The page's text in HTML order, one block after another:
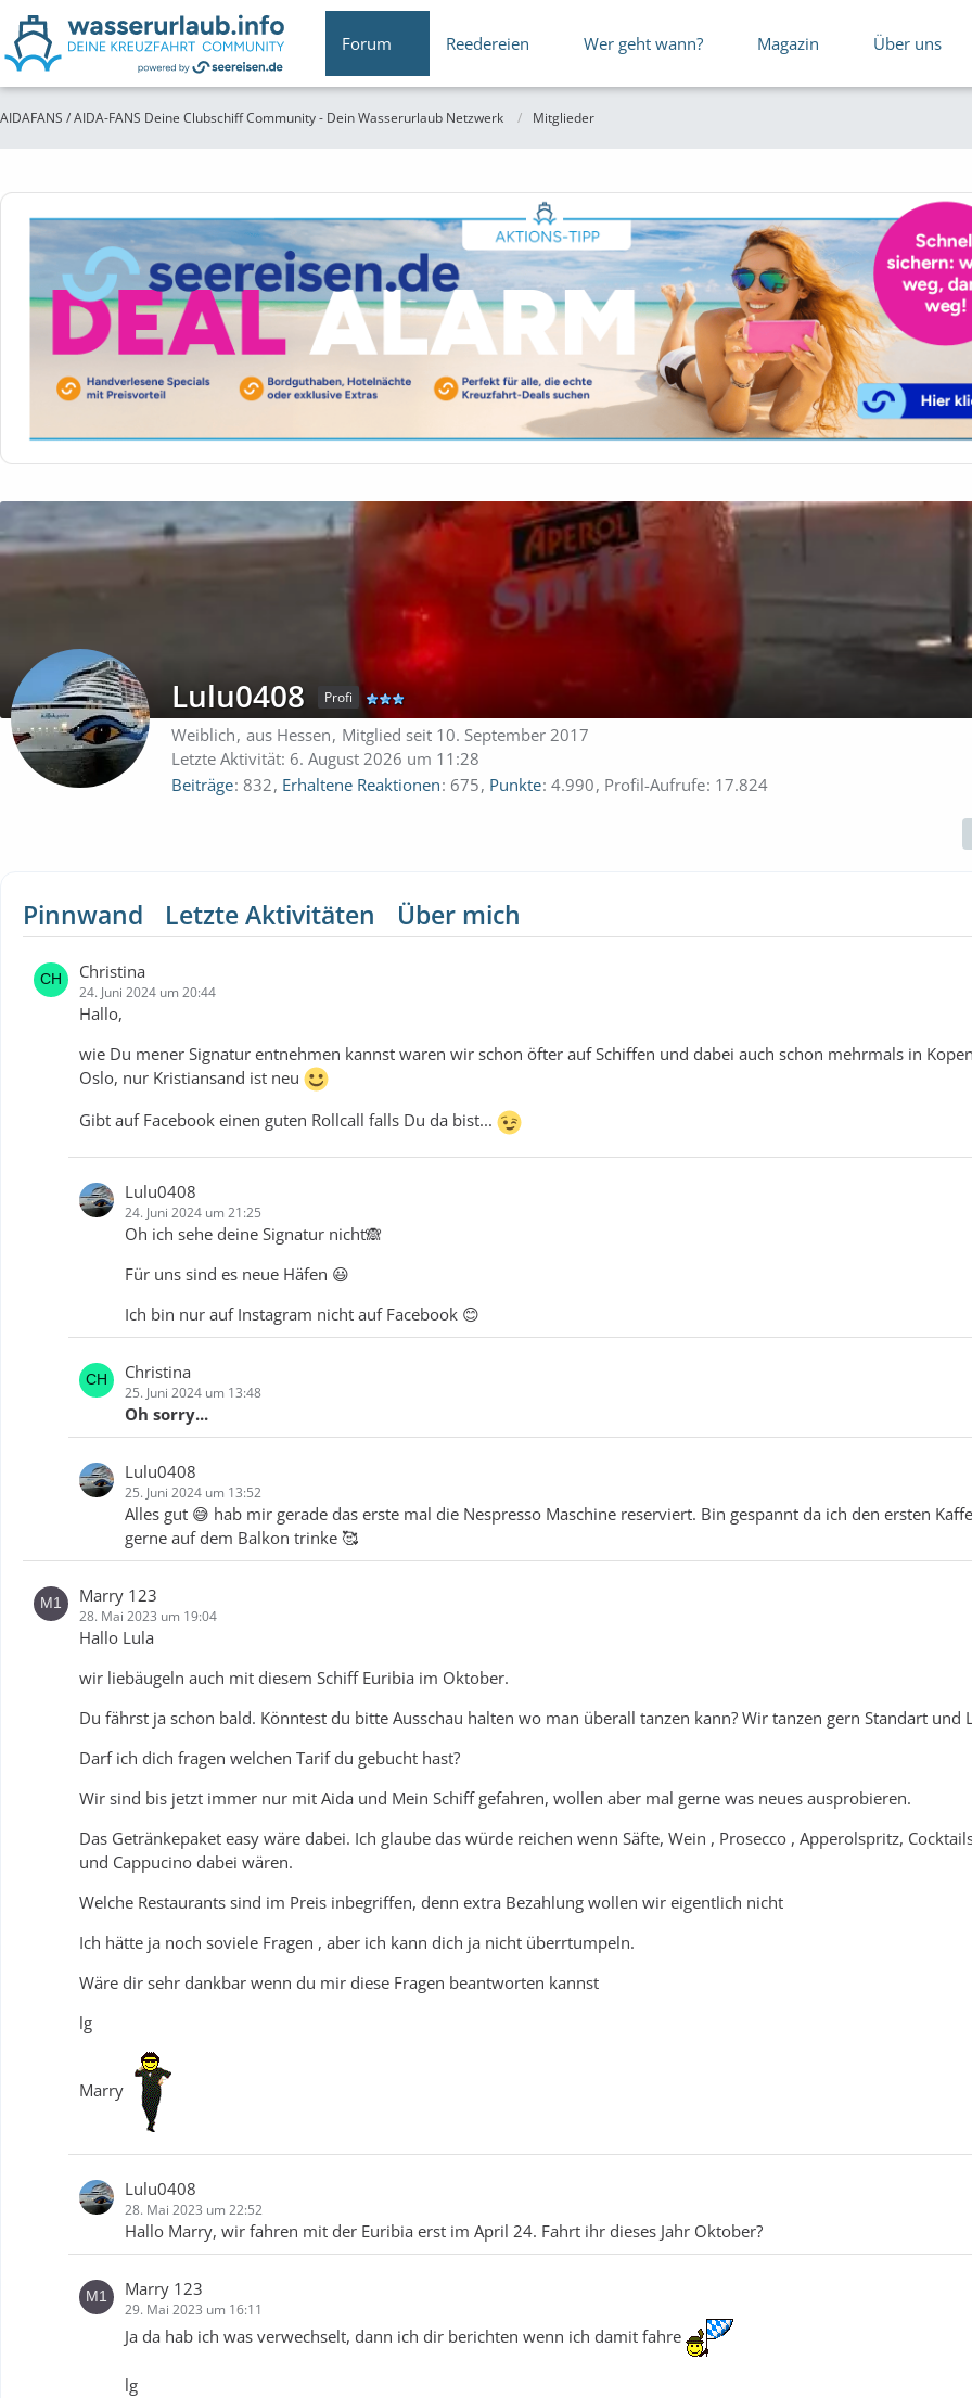
Forum Reedereien Wer geht wann? Magazin Über uns
AIDAFANS / AIDA-FANS Deine Clubschiff Community - Dein Wasserurlaub Netzwerk Mitglieder
Lulu0408 Profi
Weiblich aus Hessen Mitglied seit 10. September 2017
Letzte Aktivität: 6. August 2026 um 11:28
Beiträge 832 Erhaltene Reaktionen 675 Punkte 4.990 Profil-Aufrufe 17.824
Pinnwand Letzte Aktivitäten Über mich
Christina
24. Juni 2024 um 20:44
Hallo,
wie Du mener Signatur entnehmen kannst waren wir schon öfter auf Schiffen und dabei auch schon mehrmals in
Oslo, nur Kristiansand ist neu
Gibt auf Facebook einen guten Rollcall falls Du da bist...
Lulu0408
24. Juni 2024 um 21:25
Oh ich sehe deine Signatur nicht🙈
Für uns sind es neue Häfen 😃
Ich bin nur auf Instagram nicht auf Facebook 😊
Christina
25. Juni 2024 um 13:48
Oh sorry...
Lulu0408
25. Juni 2024 um 13:52
Alles gut 😅 hab mir gerade das erste mal die Nespresso Maschine reserviert. Bin gespannt da ich den ersten
gerne auf dem Balkon trinke 🥰
Marry 123
28. Mai 2023 um 19:04
Hallo Lula
wir liebäugeln auch mit diesem Schiff Euribia im Oktober.
Du fährst ja schon bald. Könntest du bitte Ausschau halten wo man überall tanzen kann? Wir tanzen gern Standart und
Darf ich dich fragen welchen Tarif du gebucht hast?
Wir sind bis jetzt immer nur mit Aida und Mein Schiff gefahren, wollen aber mal gerne was neues ausprobieren.
Das Getränkepaket easy wäre dabei. Ich glaube das würde reichen wenn Säfte, Wein , Prosecco , Apperolspritz,
und Cappucino dabei wären.
Welche Restaurants sind im Preis inbegriffen, denn extra Bezahlung wollen wir eigentlich nicht
Ich hätte ja noch soviele Fragen , aber ich kann dich ja nicht überrtumpeln.
Wäre dir sehr dankbar wenn du mir diese Fragen beantworten kannst
lg
Marry
Lulu0408
28. Mai 2023 um 22:52
Hallo Marry, wir fahren mit der Euribia erst im April 24. Fahrt ihr dieses Jahr Oktober?
Marry 123
29. Mai 2023 um 16:11
Ja da hab ich was verwechselt, dann ich dir berichten wenn ich damit fahre
lg